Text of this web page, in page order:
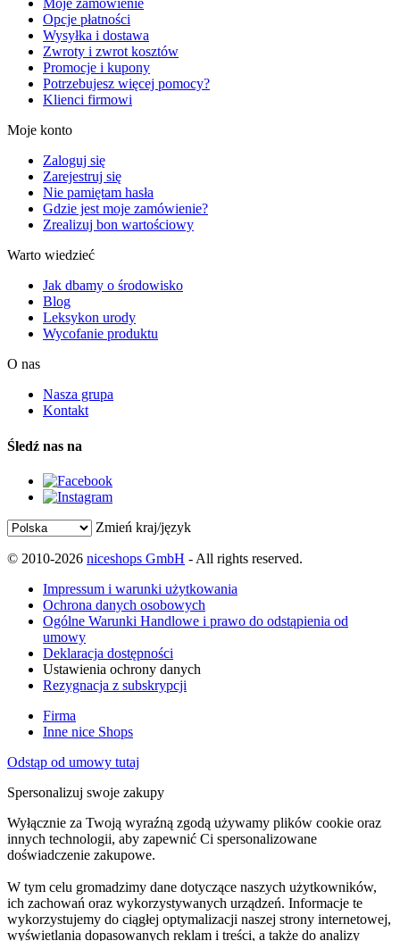
Moje zamówienie
Opcje płatności
Wysyłka i dostawa
Zwroty i zwrot kosztów
Promocje i kupony
Potrzebujesz więcej pomocy?
Klienci firmowi
Moje konto
Zaloguj się
Zarejestruj się
Nie pamiętam hasła
Gdzie jest moje zamówienie?
Zrealizuj bon wartościowy
Warto wiedzieć
Jak dbamy o środowisko
Blog
Leksykon urody
Wycofanie produktu
O nas
Nasza grupa
Kontakt
Śledź nas na
Zmień kraj/język
© 2010-2026 niceshops GmbH - All rights reserved.
Impressum i warunki użytkowania
Ochrona danych osobowych
Ogólne Warunki Handlowe i prawo do odstąpienia od
umowy
Deklaracja dostępności
Ustawienia ochrony danych
Rezygnacja z subskrypcji
Firma
Inne nice Shops
Odstąp od umowy tutaj
Spersonalizuj swoje zakupy
Wyłącznie za Twoją wyraźną zgodą używamy plików cookie oraz
innych technologii, aby zapewnić Ci spersonalizowane
doświadczenie zakupowe.
W tym celu gromadzimy dane dotyczące naszych użytkowników,
ich zachowań oraz wykorzystywanych urządzeń. Informacje te
wykorzystujemy do ciągłej optymalizacji naszej strony internetowej,
wyświetlania dopasowanych reklam i treści, a także do analizy